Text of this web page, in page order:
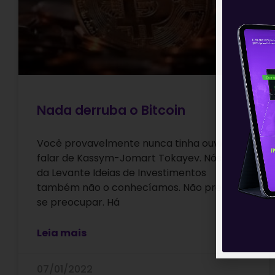
Nada derruba o Bitcoin
Você provavelmente nunca tinha ouvido
falar de Kassym-Jomart Tokayev. Nós aqui
da Levante Ideias de Investimentos
também não o conhecíamos. Não precisa
se preocupar. Há
Leia mais